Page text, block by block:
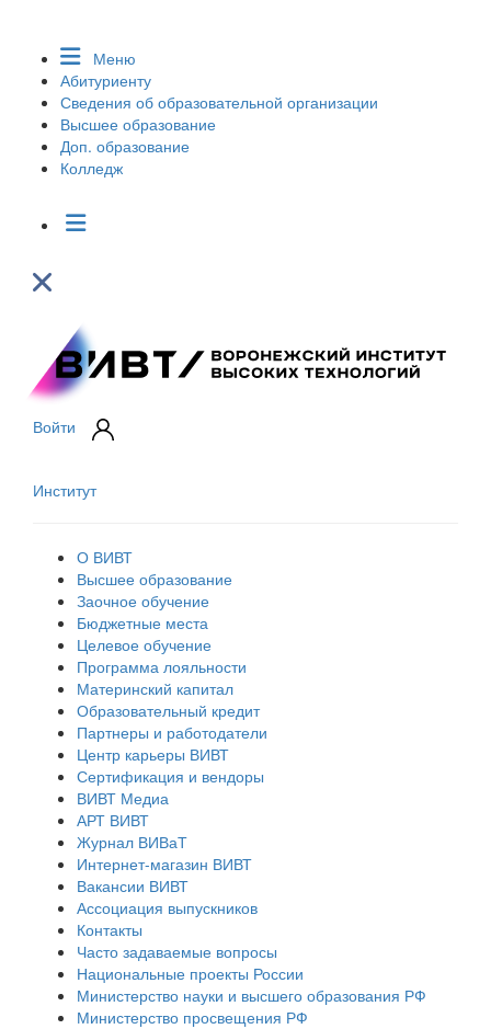
Меню
Абитуриенту
Сведения об образовательной организации
Высшее образование
Доп. образование
Колледж
Войти
Институт
О ВИВТ
Высшее образование
Заочное обучение
Бюджетные места
Целевое обучение
Программа лояльности
Материнский капитал
Образовательный кредит
Партнеры и работодатели
Центр карьеры ВИВТ
Сертификация и вендоры
ВИВТ Медиа
АРТ ВИВТ
Журнал ВИВаТ
Интернет-магазин ВИВТ
Вакансии ВИВТ
Ассоциация выпускников
Контакты
Часто задаваемые вопросы
Национальные проекты России
Министерство науки и высшего образования РФ
Министерство просвещения РФ